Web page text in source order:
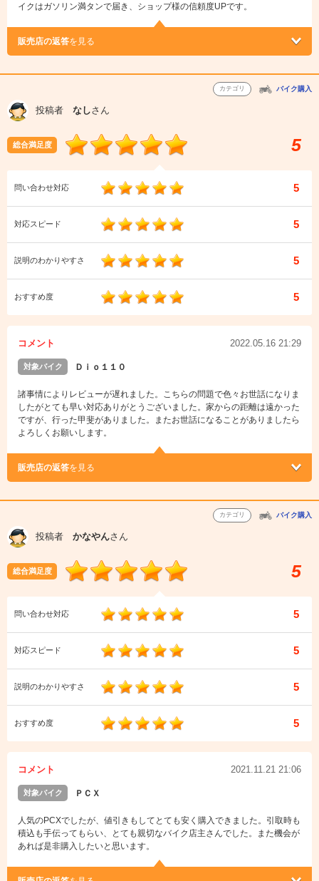
イクはガソリン満タンで届き、ショップ様の信頼度UPです。
販売店の返答を見る
カテゴリ バイク購入
投稿者 なしさん
総合満足度 5
問い合わせ対応 5
対応スピード 5
説明のわかりやすさ 5
おすすめ度 5
コメント 2022.05.16 21:29
対象バイク Ｄｉｏ１１０
諸事情によりレビューが遅れました。こちらの問題で色々お世話になりま
したがとても早い対応ありがとうございました。家からの距離は遠かった
ですが、行った甲斐がありました。またお世話になることがありましたら
よろしくお願いします。
販売店の返答を見る
カテゴリ バイク購入
投稿者 かなやんさん
総合満足度 5
問い合わせ対応 5
対応スピード 5
説明のわかりやすさ 5
おすすめ度 5
コメント 2021.11.21 21:06
対象バイク ＰＣＸ
人気のPCXでしたが、値引きもしてとても安く購入できました。引取時も
積込も手伝ってもらい、とても親切なバイク店主さんでした。また機会が
あれば是非購入したいと思います。